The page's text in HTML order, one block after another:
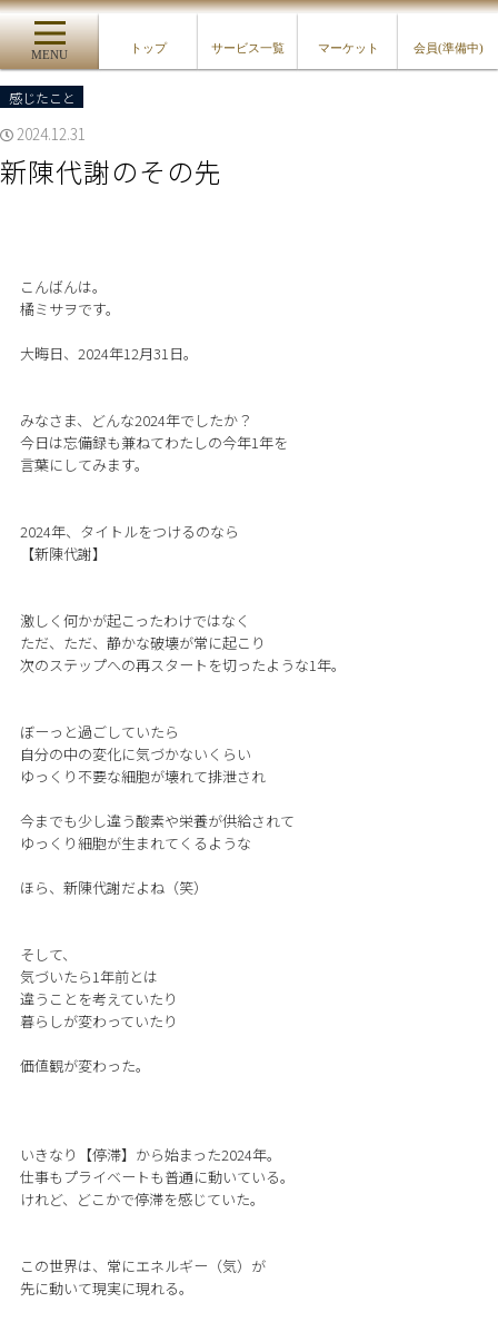
MENU
トップ サービス一覧 マーケット 会員(準備中)
感じたこと
2024.12.31
新陳代謝のその先
こんばんは。
橘ミサヲです。
大晦日、2024年12月31日。
みなさま、どんな2024年でしたか？
今日は忘備録も兼ねてわたしの今年1年を
言葉にしてみます。
2024年、タイトルをつけるのなら
【新陳代謝】
激しく何かが起こったわけではなく
ただ、ただ、静かな破壊が常に起こり
次のステップへの再スタートを切ったような1年。
ぼーっと過ごしていたら
自分の中の変化に気づかないくらい
ゆっくり不要な細胞が壊れて排泄され
今までも少し違う酸素や栄養が供給されて
ゆっくり細胞が生まれてくるような
ほら、新陳代謝だよね（笑）
そして、
気づいたら1年前とは
違うことを考えていたり
暮らしが変わっていたり
価値観が変わった。
いきなり【停滞】から始まった2024年。
仕事もプライベートも普通に動いている。
けれど、どこかで停滞を感じていた。
この世界は、常にエネルギー（気）が
先に動いて現実に現れる。